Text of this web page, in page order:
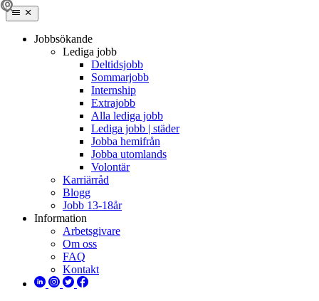
Jobbsökande
Lediga jobb
Deltidsjobb
Sommarjobb
Internship
Extrajobb
Alla lediga jobb
Lediga jobb | städer
Jobba hemifrån
Jobba utomlands
Volontär
Karriärråd
Blogg
Jobb 13-18år
Information
Arbetsgivare
Om oss
FAQ
Kontakt